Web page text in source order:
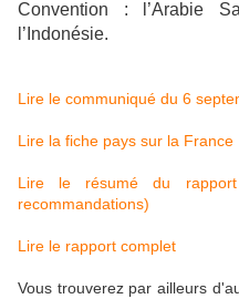
Convention : l’Arabie
l’Indonésie.
Lire le communiqué du 6
Lire la fiche pays sur la France
Lire le résumé du rapport
recommandations)
Lire le rapport complet
Vous trouverez par ailleurs